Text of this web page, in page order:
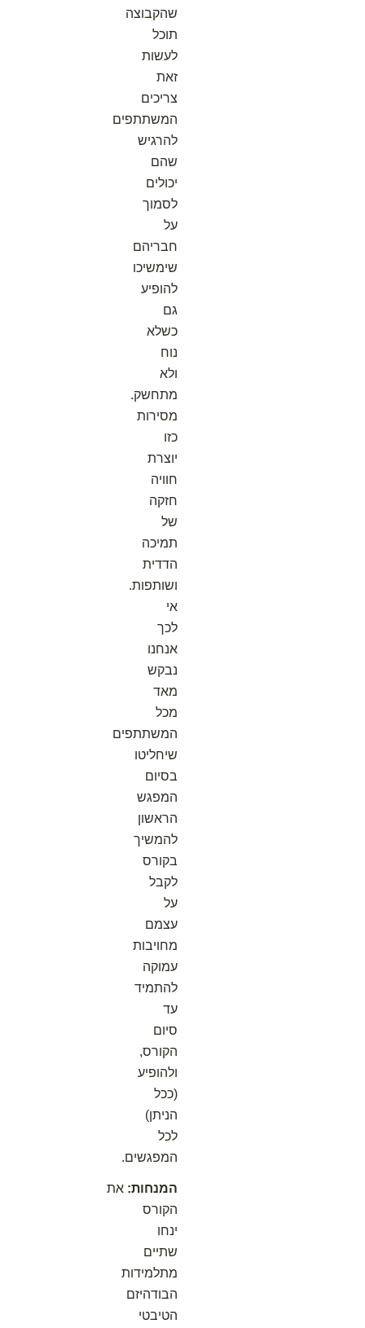
שהקבוצה
תוכל
לעשות
זאת
צריכים
המשתתפים
להרגיש
שהם
יכולים
לסמוך
על
חבריהם
שימשיכו
להופיע
גם
כשלא
נוח
ולא
מתחשק.
מסירות
כזו
יוצרת
חוויה
חזקה
של
תמיכה
הדדית
ושותפות.
אי
לכך
אנחנו
נבקש
מאד
מכל
המשתתפים
שיחליטו
בסיום
המפגש
הראשון
להמשיך
בקורס
לקבל
על
עצמם
מחויבות
עמוקה
להתמיד
עד
סיום
הקורס,
ולהופיע
(ככל
הניתן)
לכל
המפגשים.
המנחות: את
הקורס
ינחו
שתיים
מתלמידות
הבודהיזם
הטיבטי